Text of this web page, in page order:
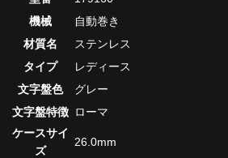
機械
自動巻き
材質名
ステンレス
タイプ
レディース
文字盤色
グレー
文字盤特徴 ローマ
ケースサイ
ズ
26.0mm